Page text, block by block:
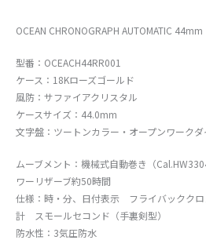
OCEAN CHRONOGRAPH AUTOMATIC 44mm
型番：OCEACH44RR001
ケース：18Kローズゴールド
風防：サファイアクリスタル
ケースサイズ：44.0mm
文字盤：ツートンカラー・オープンワークダ
ムーブメント：機械式自動巻き（
ワーリザーブ約50時間
仕様：時・分、日付表示 フライバックク
計 スモールセコンド（手裏剣型）
防水性：3気圧防水